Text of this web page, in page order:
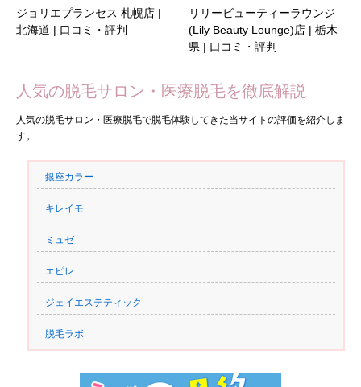
ジョリエプランセス 札幌店 |
北海道 | 口コミ・評判
リリービューティーラウンジ
(Lily Beauty Lounge)店 | 栃木
県 | 口コミ・評判
人気の脱毛サロン・医療脱毛を徹底解説
人気の脱毛サロン・医療脱毛で脱毛体験してきた当サイトの評価を紹介しま
す。
銀座カラー
キレイモ
ミュゼ
エピレ
ジェイエステティック
脱毛ラボ